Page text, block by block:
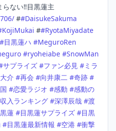
ない‼️目黒蓮主
##DaisukeSakuma
KojiMukai ##RyotaMiyadate
#目黒蓮ハ #MeguroRen
#ryoheiabe #SnowMan
サプライズ #ファン必見 #ミラ
介 #再会 #向井康二 #奇跡 #
#恋愛ラジオ #感動 #感動の
入ランキング #深澤辰哉 #渡
蓮 #目黒蓮サプライズ #目黒
#目黒蓮最新情報 #空港 #衝撃